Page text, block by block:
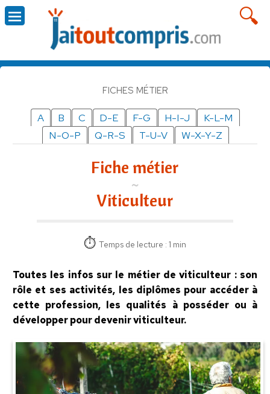
FICHES MÉTIER
A B C D-E F-G H-I-J
K-L-M
N-O-P
Q-R-S T-U-V W-X-Y-Z
Fiche métier
Viticulteur
Temps de lecture : 1 min
Toutes les infos sur le métier de viticulteur : son
rôle et ses activités, les diplômes pour accéder à
cette profession, les qualités à posséder ou à
développer pour devenir viticulteur.